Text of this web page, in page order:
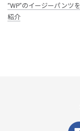
“WP”のイージーパンツ
紹介